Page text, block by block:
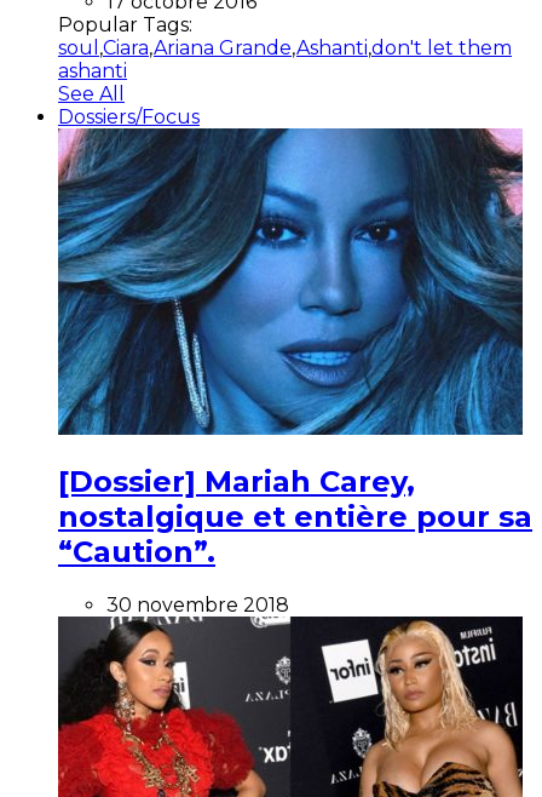
Popular Tags:
soul ,Ciara,Ariana Grande,Ashanti,don't let them
ashanti
See All
Dossiers/Focus
[Dossier] Mariah Carey,
nostalgique et entière pour sa
“Caution”.
30 novembre 2018